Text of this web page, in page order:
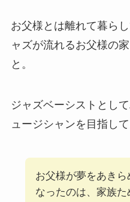
お父様とは離れて暮ら
ャズが流れるお父様の
と。
ジャズベーシストとし
ュージシャンを目指し
お父様が夢をあき
なったのは、家族た